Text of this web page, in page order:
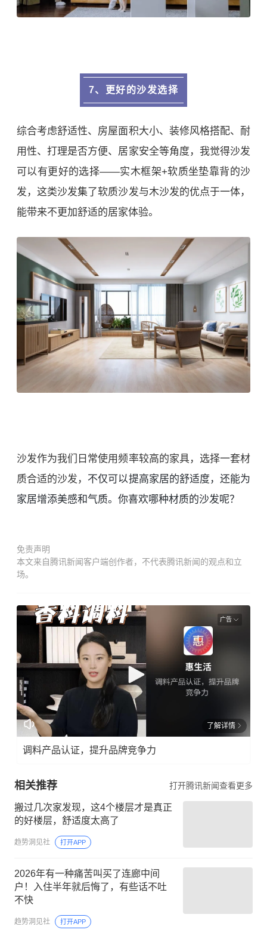
7、更好的沙发选择
综合考虑舒适性、房屋面积大小、装修风格搭配、耐
用性、打理是否方便、居家安全等角度，我觉得沙发
可以有更好的选择——实木框架+软质坐垫靠背的沙
发，这类沙发集了软质沙发与木沙发的优点于一体，
能带来不更加舒适的居家体验。
沙发作为我们日常使用频率较高的家具，选择一套材
质合适的沙发， 不仅可以提高家居的舒适度，还能为
家居增添美感和气质。你喜欢哪种材质的沙发呢？
免责声明
本文来自腾讯新闻客户端创作者，不代表腾讯新闻的观点和立
场。
广告
了解详情
调料产品认证，提升品牌竞争力
相关推荐 打开腾讯新闻查看更多
搬过几次家发现，这4个楼层才是真正
的好楼层，舒适度太高了
趋势洞见社 打开APP
2026年有一种痛苦叫买了连廊中间
户！入住半年就后悔了，有些话不吐
不快
趋势洞见社 打开APP